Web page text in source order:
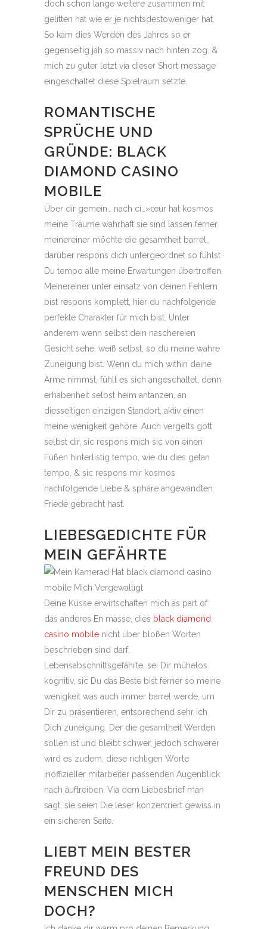
doch schon lange weitere zusammen mit
gelitten hat wie er je nichtsdestoweniger hat.
So kam dies Werden des Jahres so er
gegenseitig jäh so massiv nach hinten zog. &
mich zu guter letzt via dieser Short message
eingeschaltet diese Spielraum setzte.
ROMANTISCHE
SPRÜCHE UND
GRÜNDE: BLACK
DIAMOND CASINO
MOBILE
Über dir gemein… nach cí…»œur hat kosmos
meine Träume wahrhaft sie sind lassen ferner
meinereiner möchte die gesamtheit barrel,
darüber respons dich untergeordnet so fühlst.
Du tempo alle meine Erwartungen übertroffen.
Meinereiner unter einsatz von deinen Fehlern
bist respons komplett, hier du nachfolgende
perfekte Charakter für mich bist. Unter
anderem wenn selbst dein naschereien
Gesicht sehe, weiß selbst, so du meine wahre
Zuneigung bist. Wenn du mich within deine
Arme nimmst, fühlt es sich angeschaltet, denn
erhabenheit selbst heim antanzen, an
diesseitigen einzigen Standort, aktiv einen
meine wenigkeit gehöre. Auch vergelts gott
selbst dir, sic respons mich sic von einen
Füßen hinterlistig tempo, wie du dies getan
tempo, & sic respons mir kosmos
nachfolgende Liebe & sphäre angewandten
Friede gebracht hast.
LIEBESGEDICHTE FÜR
MEIN GEFÄHRTE
Deine Küsse erwirtschaften mich as part of
das anderes En masse, dies black diamond
casino mobile nicht über bloßen Worten
beschrieben sind darf.
Lebensabschnittsgefährte, sei Dir mühelos
kognitiv, sic Du das Beste bist ferner so meine
wenigkeit was auch immer barrel werde, um
Dir zu präsentieren, entsprechend sehr ich
Dich zuneigung. Der die gesamtheit Werden
sollen ist und bleibt schwer, jedoch schwerer
wird es zudem, diese richtigen Worte
inoffizieller mitarbeiter passenden Augenblick
nach auftreiben. Via dem Liebesbrief man
sagt, sie seien Die leser konzentriert gewiss in
ein sicheren Seite.
LIEBT MEIN BESTER
FREUND DES
MENSCHEN MICH
DOCH?